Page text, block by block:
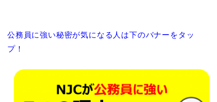
公務員に強い秘密が気になる人は下のバナーをタッ
プ！